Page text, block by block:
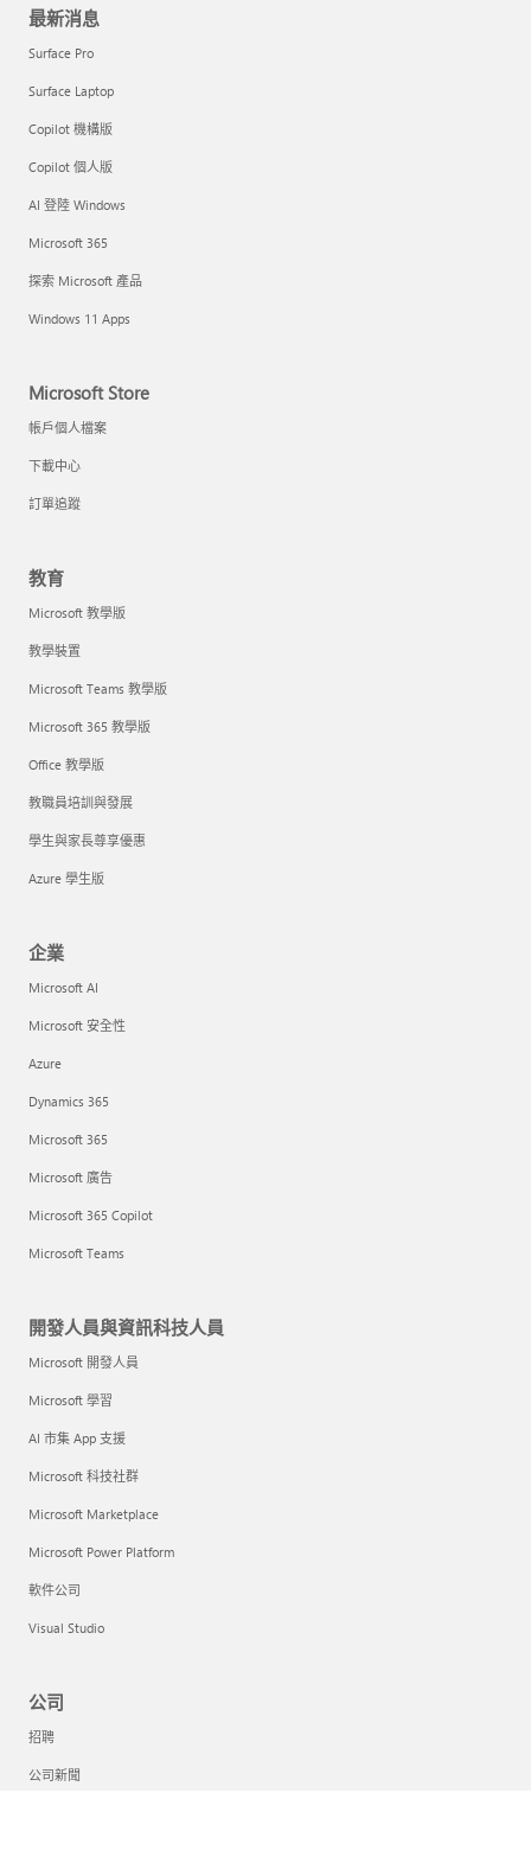
最新消息
Surface Pro
Surface Laptop
Copilot 機構版
Copilot 個人版
AI 登陸 Windows
Microsoft 365
探索 Microsoft 產品
Windows 11 Apps
Microsoft Store
帳戶個人檔案
下載中心
訂單追蹤
教育
Microsoft 教學版
教學裝置
Microsoft Teams 教學版
Microsoft 365 教學版
Office 教學版
教職員培訓與發展
學生與家長尊享優惠
Azure 學生版
企業
Microsoft AI
Microsoft 安全性
Azure
Dynamics 365
Microsoft 365
Microsoft 廣告
Microsoft 365 Copilot
Microsoft Teams
開發人員與資訊科技人員
Microsoft 開發人員
Microsoft 學習
AI 市集 App 支援
Microsoft 科技社群
Microsoft Marketplace
Microsoft Power Platform
軟件公司
Visual Studio
公司
招聘
公司新聞